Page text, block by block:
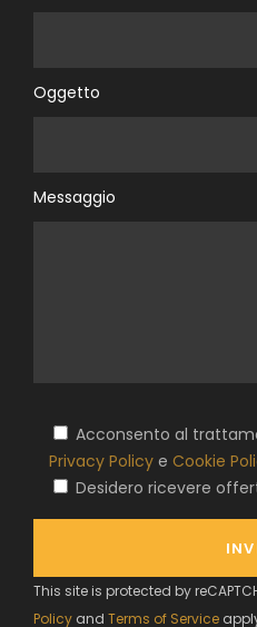
Oggetto
Messaggio
Acconsento al
Privacy Policy e Cookie
Desidero ricevere
This site is protected by
Policy and Terms of Service